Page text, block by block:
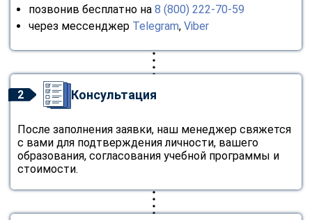
позвонив бесплатно на 8 (800) 222-70-59
через мессенджер Telegram, Viber
2 Консультация
После заполнения заявки, наш менеджер свяжется
с вами для подтверждения личности, вашего
образования, согласования учебной программы и
стоимости.